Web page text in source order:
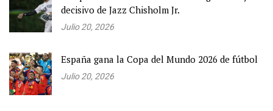
decisivo de Jazz Chisholm Jr.
Julio 20, 2026
España gana la Copa del Mundo 2026 de fútbol
Julio 20, 2026